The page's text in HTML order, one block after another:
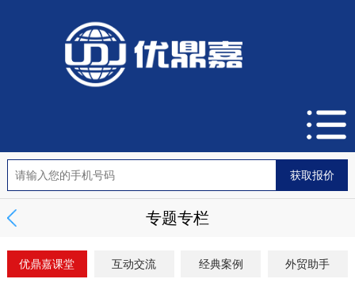
专题专栏
优鼎嘉课堂 互动交流 经典案例 外贸助手